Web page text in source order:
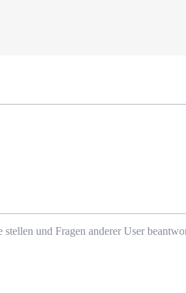
und Fragen anderer User